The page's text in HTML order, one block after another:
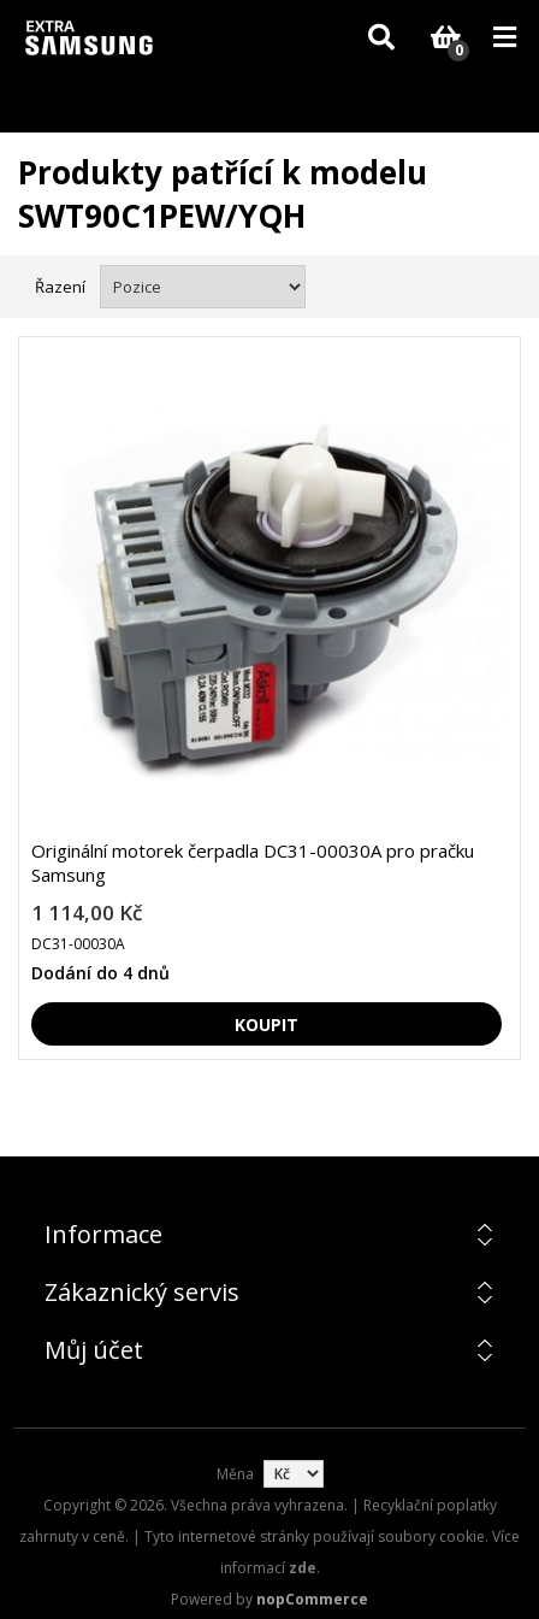
Vzhledem k aktuální situaci se může dodání dílů, které nejsou skladem,
zpozdit. Děkujeme za pochopení.
0
Produkty patřící k modelu
SWT90C1PEW/YQH
Řazení
Originální motorek čerpadla DC31-00030A pro pračku
Samsung
1 114,00 Kč
DC31-00030A
Dodání do 4 dnů
Informace
Zákaznický servis
Můj účet
Měna
Copyright © 2026. Všechna práva vyhrazena. | Recyklační poplatky
zahrnuty v ceně. | Tyto internetové stránky používají soubory cookie. Více
informací zde.
Powered by nopCommerce